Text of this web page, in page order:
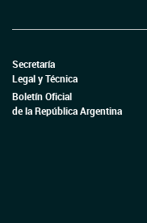
Secretaría
Legal y Técnica
Boletín Oficial
de la República Argentina